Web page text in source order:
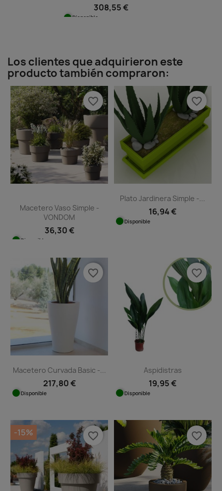
308,55 €
Disponible
Los clientes que adquirieron este
producto también compraron:
Macetero Vaso Simple -
VONDOM
36,30 €
Disponible
favorite_border
Plato Jardinera Simple -...
16,94 €
Disponible
favorite_border
Macetero Curvada Basic -...
217,80 €
Disponible
favorite_border
Aspidistras
19,95 €
Disponible
favorite_border
-15% favorite_border favorite_border